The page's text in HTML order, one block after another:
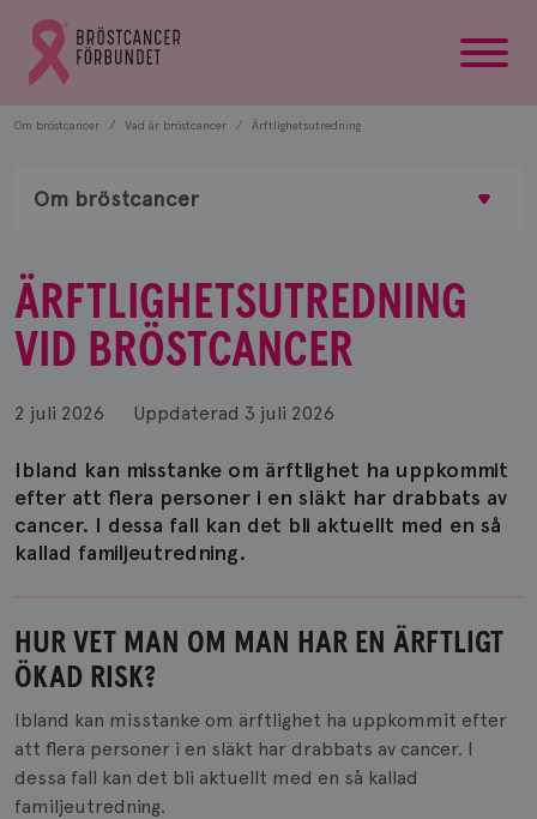
Gå
till
Bröstcancerförbundets
startsida
Om bröstcancer Vad är bröstcancer Ärftlighetsutredning
Om bröstcancer
ÄRFTLIGHETSUTREDNING
VID BRÖSTCANCER
2 juli 2026 Uppdaterad 3 juli 2026
Ibland kan misstanke om ärftlighet ha uppkommit
efter att flera personer i en släkt har drabbats av
cancer. I dessa fall kan det bli aktuellt med en så
kallad familjeutredning.
HUR VET MAN OM MAN HAR EN ÄRFTLIGT
ÖKAD RISK?
Ibland kan misstanke om ärftlighet ha uppkommit efter
att flera personer i en släkt har drabbats av cancer. I
dessa fall kan det bli aktuellt med en så kallad
familjeutredning.